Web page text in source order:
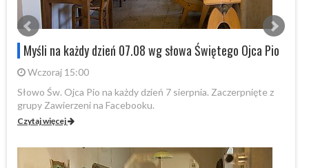
Myśli na każdy dzień 07.08 wg słowa Świętego Ojca Pio
Wczoraj 15:00
Słowo Św. Ojca Pio na każdy dzień 7 sierpnia. Zaczerpnięte z
grupy Zawierzeni na Facebooku.
Czytaj więcej